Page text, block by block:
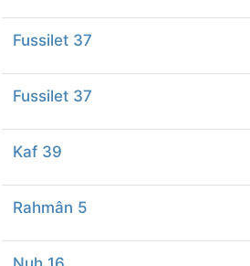
Fussilet 37
Fussilet 37
Kaf 39
Rahmân 5